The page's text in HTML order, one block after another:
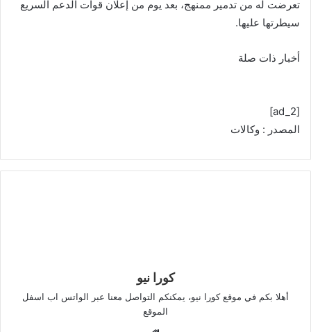
تعرضت له من تدمير ممنهج، بعد يوم من إعلان قوات الدعم السريع
سيطرتها عليها.
أخبار ذات صلة
[ad_2]
المصدر : وكالات
كورا نيو
أهلا بكم في موقع كورا نيو، يمكنكم التواصل معنا عبر الواتس اب اسفل
الموقع